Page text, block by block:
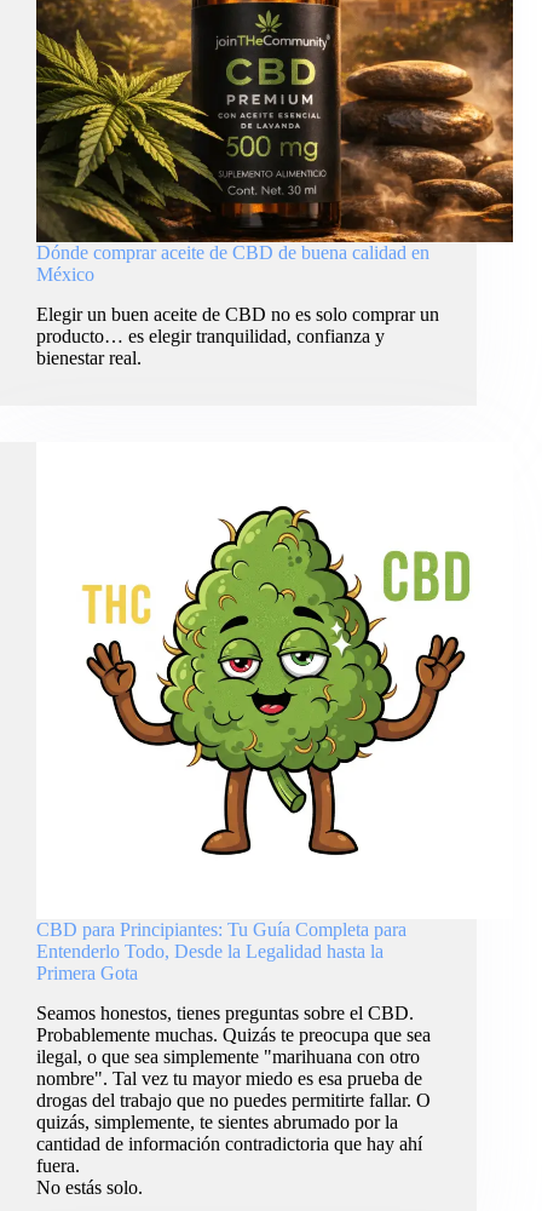
Dónde comprar aceite de CBD de buena calidad en
México
Elegir un buen aceite de CBD no es solo comprar un
producto… es elegir tranquilidad, confianza y
bienestar real.
CBD para Principiantes: Tu Guía Completa para
Entenderlo Todo, Desde la Legalidad hasta la
Primera Gota
Seamos honestos, tienes preguntas sobre el CBD.
Probablemente muchas. Quizás te preocupa que sea
ilegal, o que sea simplemente "marihuana con otro
nombre". Tal vez tu mayor miedo es esa prueba de
drogas del trabajo que no puedes permitirte fallar. O
quizás, simplemente, te sientes abrumado por la
cantidad de información contradictoria que hay ahí
fuera.
No estás solo.